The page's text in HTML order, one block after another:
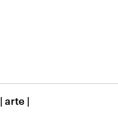
| arte |